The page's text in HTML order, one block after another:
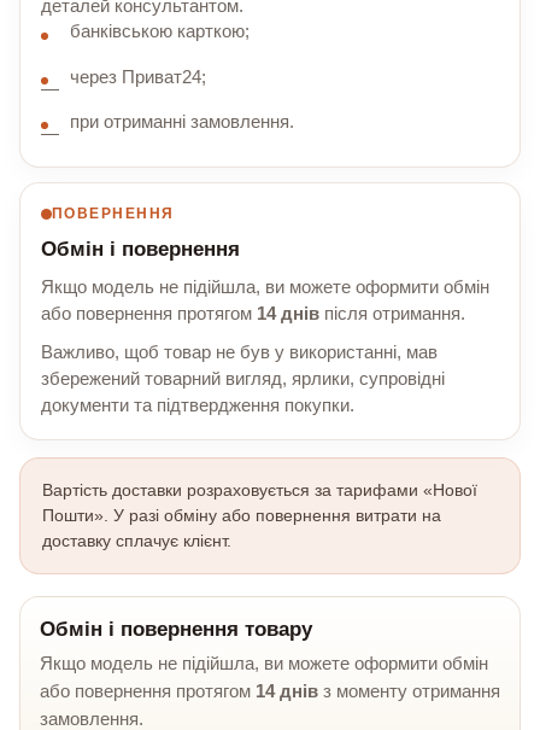
деталей консультантом.
банківською карткою;
через Приват24;
при отриманні замовлення.
ПОВЕРНЕННЯ
Обмін і повернення
Якщо модель не підійшла, ви можете оформити обмін
або повернення протягом 14 днів після отримання.
Важливо, щоб товар не був у використанні, мав
збережений товарний вигляд, ярлики, супровідні
документи та підтвердження покупки.
Вартість доставки розраховується за тарифами «Нової
Пошти». У разі обміну або повернення витрати на
доставку сплачує клієнт.
Обмін і повернення товару
Якщо модель не підійшла, ви можете оформити обмін
або повернення протягом 14 днів з моменту отримання
замовлення.